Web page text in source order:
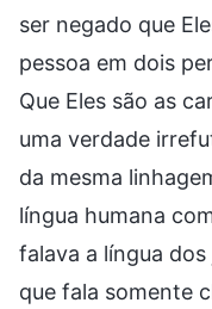
ser negado que
pessoa em dois
Que Eles são as
uma verdade
da mesma
língua humana
falava a língua
que fala somente